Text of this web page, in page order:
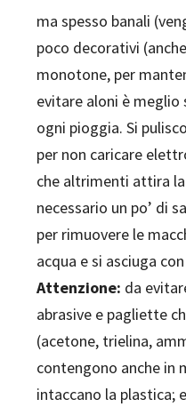
ma spesso banali
poco decorativi
monotone, per
evitare aloni è meglio
ogni pioggia. Si
per non caricare
che altrimenti attira
necessario un po’ di
per rimuovere le
acqua e si asciuga
Attenzione: da
abrasive e pagliette
(acetone, trielina,
contengono anche in
intaccano la plastica;